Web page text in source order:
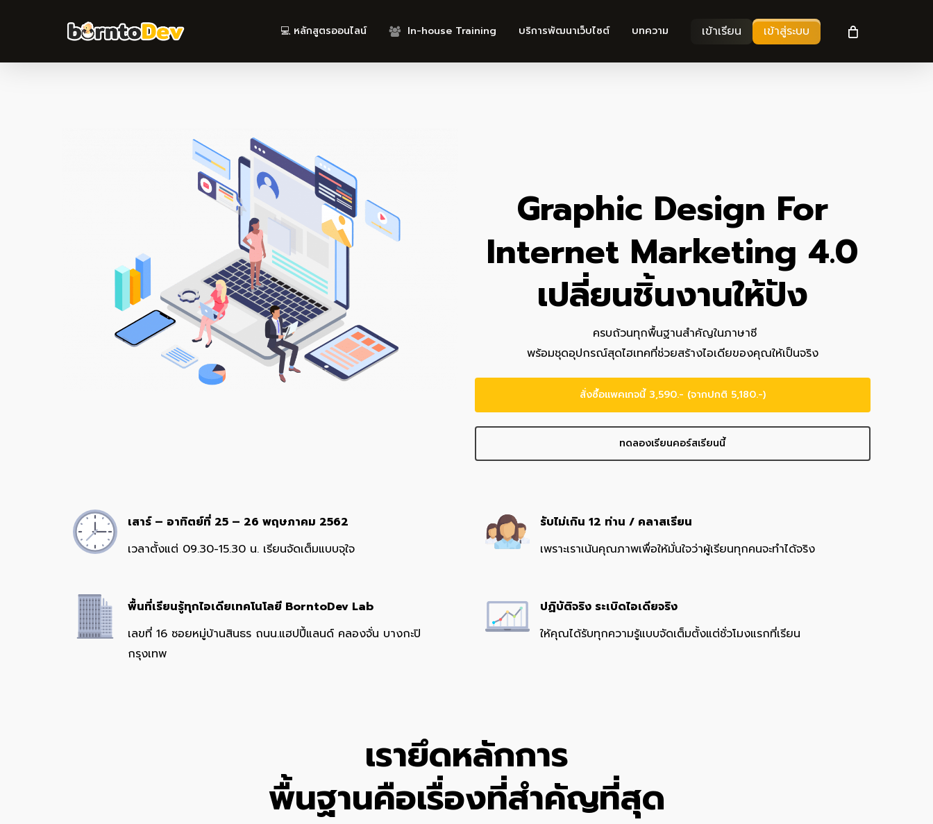
💻 หลักสูตรออนไลน์ In-house Training บริการพัฒนาเว็บไซต์ บทความ เข้าเรียน เข้าสู่ระบบ
Graphic Design For
Internet Marketing 4.0
เปลี่ยนชิ้นงานให้ปัง
ครบถ้วนทุกพื้นฐานสำคัญในภาษาซี
พร้อมชุดอุปกรณ์สุดไฮเทคที่ช่วยสร้างไอเดียของคุณให้เป็นจริง
สั่งซื้อแพคเกจนี้ 3,590.- (จากปกติ 5,180.-)
ทดลองเรียนคอร์สเรียนนี้
เสาร์ – อาทิตย์ที่ 25 – 26 พฤษภาคม 2562
เวลาตั้งแต่ 09.30-15.30 น. เรียนจัดเต็มแบบจุใจ
พื้นที่เรียนรู้ทุกไอเดียเทคโนโลยี BorntoDev Lab
เลขที่ 16 ซอยหมู่บ้านสินธร ถนน.แฮปปี้แลนด์ คลองจั่น บางกะปิ
กรุงเทพ
รับไม่เกิน 12 ท่าน / คลาสเรียน
เพราะเราเน้นคุณภาพเพื่อให้มั่นใจว่าผู้เรียนทุกคนจะทำได้จริง
ปฏิบัติจริง ระเบิดไอเดียจริง
ให้คุณได้รับทุกความรู้แบบจัดเต็มตั้งแต่ชั่วโมงแรกที่เรียน
เรายึดหลักการ
พื้นฐานคือเรื่องที่สำคัญที่สุด